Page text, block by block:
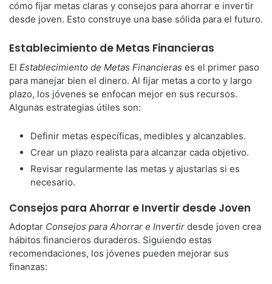
cómo fijar metas claras y consejos para ahorrar e invertir
desde joven. Esto construye una base sólida para el futuro.
Establecimiento de Metas Financieras
El Establecimiento de Metas Financieras es el primer paso
para manejar bien el dinero. Al fijar metas a corto y largo
plazo, los jóvenes se enfocan mejor en sus recursos.
Algunas estrategias útiles son:
Definir metas específicas, medibles y alcanzables.
Crear un plazo realista para alcanzar cada objetivo.
Revisar regularmente las metas y ajustarlas si es
necesario.
Consejos para Ahorrar e Invertir desde Joven
Adoptar Consejos para Ahorrar e Invertir desde joven crea
hábitos financieros duraderos. Siguiendo estas
recomendaciones, los jóvenes pueden mejorar sus
finanzas: